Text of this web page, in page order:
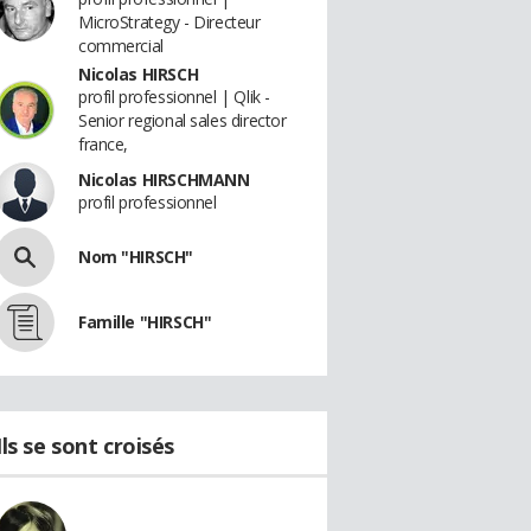
MicroStrategy - Directeur
commercial
Nicolas HIRSCH
profil professionnel | Qlik -
Senior regional sales director
france,
Nicolas HIRSCHMANN
profil professionnel
Nom "HIRSCH"
Famille "HIRSCH"
se sont croisés